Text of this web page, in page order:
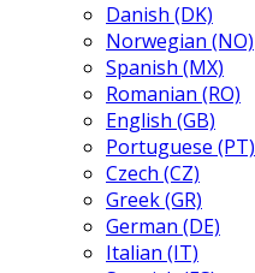
Danish (DK)
Norwegian (NO)
Spanish (MX)
Romanian (RO)
English (GB)
Portuguese (PT)
Czech (CZ)
Greek (GR)
German (DE)
Italian (IT)